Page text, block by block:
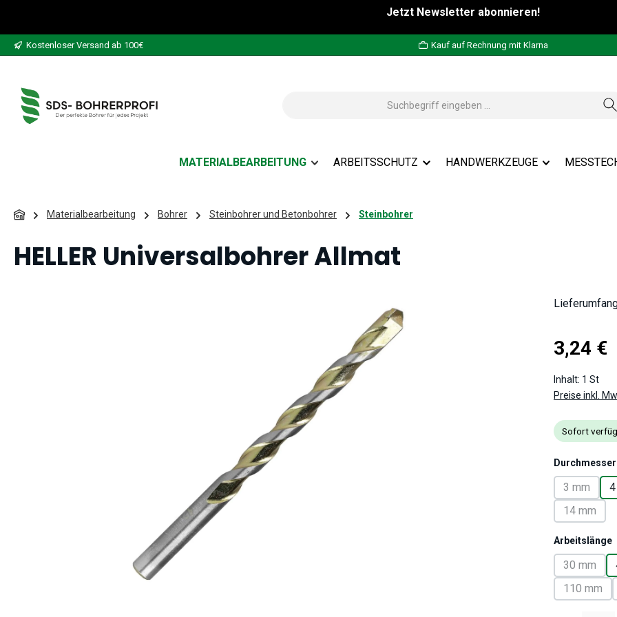
Jetzt Newsletter abonnieren!
Kostenloser Versand ab 100€ Kauf auf Rechnung mit Klarna
MATERIALBEARBEITUNG ARBEITSSCHUTZ HANDWERKZEUGE
Materialbearbeitung Bohrer Steinbohrer und Betonbohrer Steinbohrer
HELLER Universalbohrer Allmat
Regulärer
3,24 €
Inhalt: 1 St
Preise inkl.
Sofort
Durchmesser
3 mm
(Diese
14 mm
(Diese
Arbeitslänge
30 mm
(Diese
110 mm
(Diese